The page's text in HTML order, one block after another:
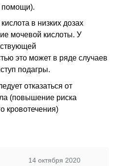
помощи).
в низких дозах
мочевой кислоты. У
это может в ряде случаев
подагры.
отказаться от
(повышение риска
кровотечения)
14 октября 2020